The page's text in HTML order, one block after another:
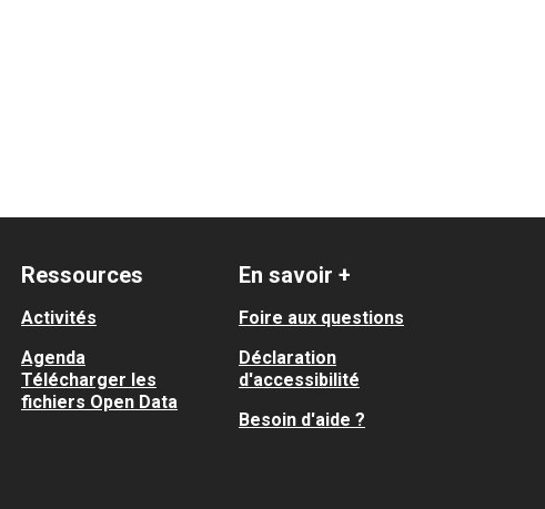
Ressources
Activités
Agenda
Télécharger les
fichiers Open Data
En savoir +
Foire aux questions
Déclaration
d'accessibilité
Besoin d'aide ?